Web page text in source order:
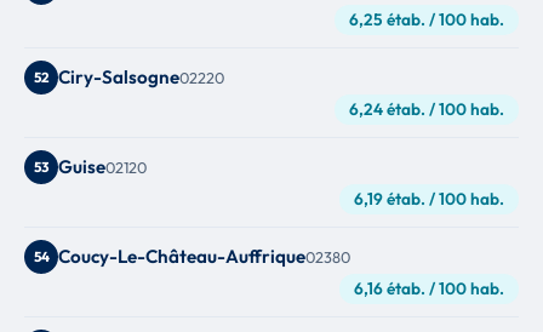
6,25 étab. / 100 hab.
52 Ciry-Salsogne02220
6,24 étab. / 100 hab.
53 Guise02120
6,19 étab. / 100 hab.
54 Coucy-Le-Château-Auffrique02380
6,16 étab. / 100 hab.